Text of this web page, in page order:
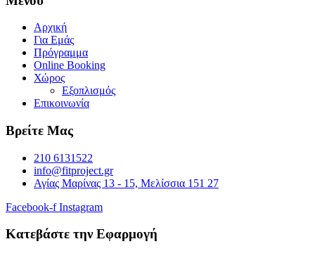
Αρχική
Για Εμάς
Πρόγραμμα
Online Booking
Χώρος
Εξοπλισμός
Επικοινωνία
Βρείτε Μας
210 6131522
info@fitproject.gr
Αγίας Μαρίνας 13 - 15, Μελίσσια 151 27
Facebook-f Instagram
Κατεβάστε την Εφαρμογή